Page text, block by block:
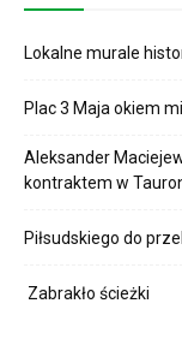
Lokalne murale
Plac 3 Maja okiem
Aleksander
kontraktem w
Piłsudskiego do
Zabrakło ścieżki